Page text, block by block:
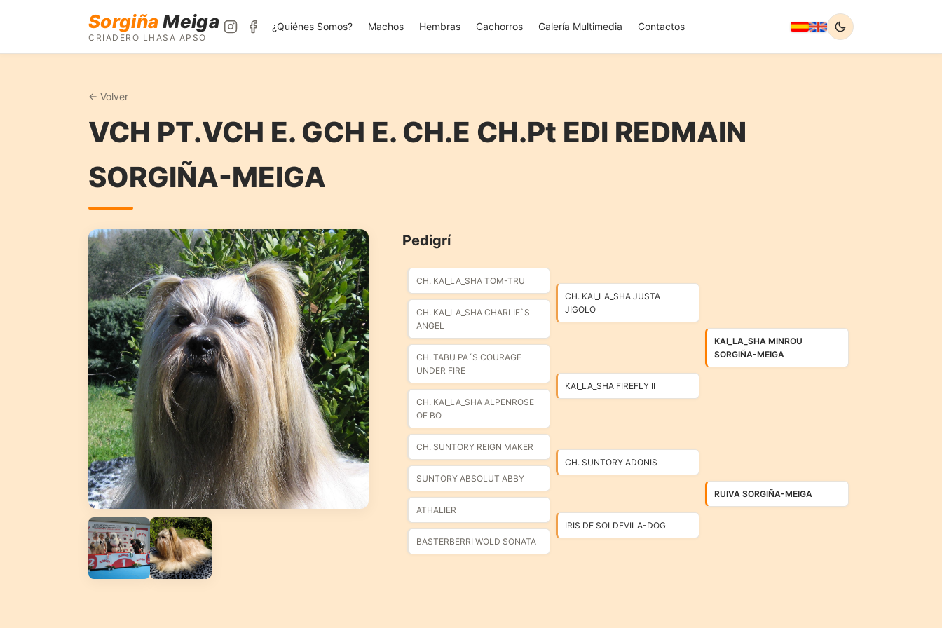
SorgiñaMeiga
CRIADERO LHASA APSO
¿Quiénes Somos? Machos Hembras Cachorros Galería Multimedia Contactos
← Volver
VCH PT.VCH E. GCH E. CH.E CH.Pt EDI REDMAIN
SORGIÑA-MEIGA
Pedigrí
CH. KAI_LA_SHA TOM-TRU
CH. KAI_LA_SHA JUSTA
JIGOLO
KAI_LA_SHA MINROU
SORGIÑA-MEIGA
CH. KAI_LA_SHA CHARLIE`S
ANGEL
CH. TABU PA´S COURAGE
UNDER FIRE
KAI_LA_SHA FIREFLY II
CH. KAI_LA_SHA ALPENROSE
OF BO
CH. SUNTORY REIGN MAKER
CH. SUNTORY ADONIS
RUIVA SORGIÑA-MEIGA
SUNTORY ABSOLUT ABBY
ATHALIER
IRIS DE SOLDEVILA-DOG
BASTERBERRI WOLD SONATA